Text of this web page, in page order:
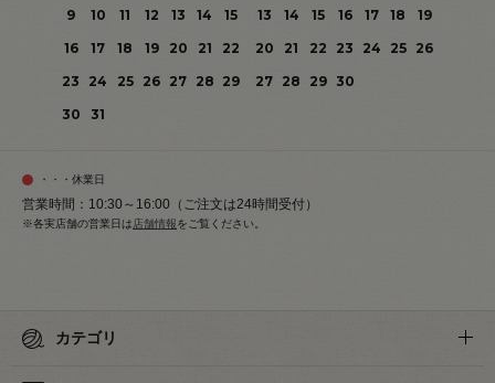
9
10 11 12 13 14
15
16
17 18 19 20 21
22
23
24 25 26 27 28 29
30
31
13
14 15 16 17 18
19
20
21 22 23 24 25
26
27 28 29 30
・・・休業日
営業時間：10:30～16:00（ご注文は24時間受付）
※各実店舗の営業日は 店舗情報をご覧ください。
カテゴリ